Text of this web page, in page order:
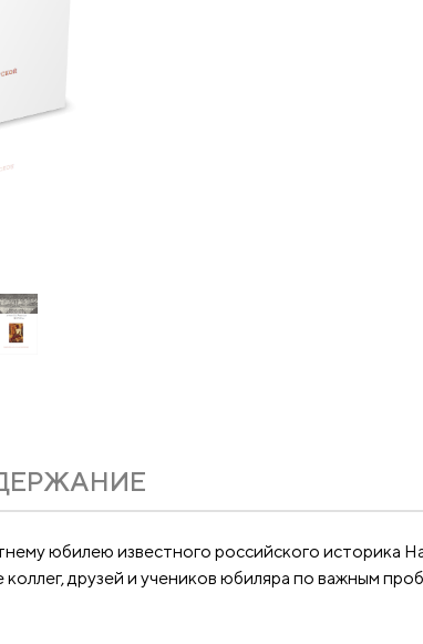
юбилею известного российского историка
коллег, друзей и учеников юбиляра по важным